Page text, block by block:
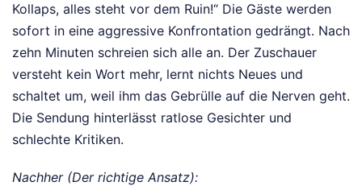
Kollaps, alles steht vor dem Ruin!“ Die Gäste werden
sofort in eine aggressive Konfrontation gedrängt. Nach
zehn Minuten schreien sich alle an. Der Zuschauer
versteht kein Wort mehr, lernt nichts Neues und
schaltet um, weil ihm das Gebrülle auf die Nerven geht.
Die Sendung hinterlässt ratlose Gesichter und
schlechte Kritiken.
Nachher (Der richtige Ansatz):